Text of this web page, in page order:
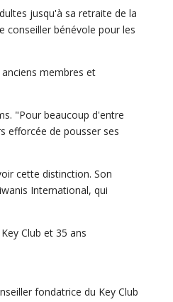
jusqu'à sa retraite de la
conseiller bénévole pour les
membres et
"Pour beaucoup d'entre
efforcée de pousser ses
cette distinction. Son
International, qui
Club et 35 ans
fondatrice du Key Club